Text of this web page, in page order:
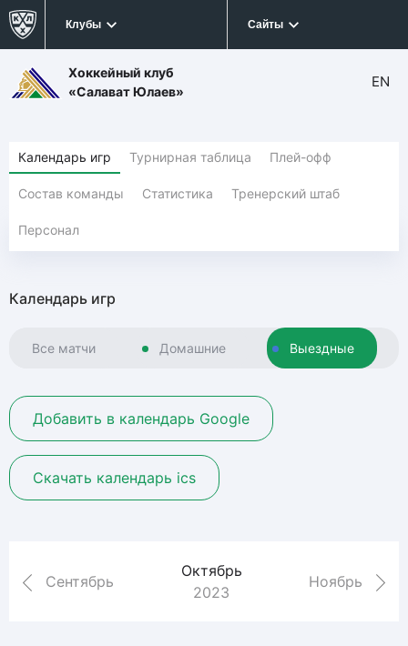
Клубы Сайты
Хоккейный клуб
«Салават Юлаев»
EN
Календарь игр Турнирная таблица Плей-офф
Состав команды Статистика Тренерский штаб
Персонал
Календарь игр
Все матчи Домашние Выездные
Добавить в календарь Google
Скачать календарь ics
Сентябрь
Октябрь
2023
Ноябрь